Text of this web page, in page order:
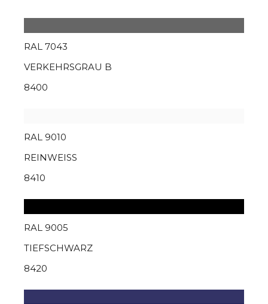
RAL 7043
VERKEHRSGRAU B
8400
RAL 9010
REINWEISS
8410
RAL 9005
TIEFSCHWARZ
8420